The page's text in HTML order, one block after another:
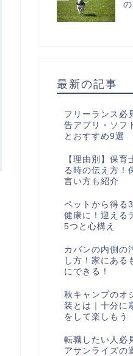
最新の記事
フリーランス必
告アプリ・ソフ
とおすすめ9選
【理由別】保育
る時の伝え方！
言い方も紹介
ペットから得る
健康に！迎える
5つと心構え
カバンの内側の
し方！家にある
にできる！
秋キャンプのオ
装とは｜十分に
をして楽しもう
転職したい人必
アサンライズの